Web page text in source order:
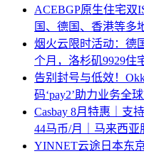
ACEBGP原生住宅双
国、德国、香港等多
烟火云限时活动：德
个月，洛杉矶9929住
告别封号与低效！
码‘pay2’助力业务全
Casbay 8月特惠｜支
44马币/月｜马来西亚
YINNET云途日本东